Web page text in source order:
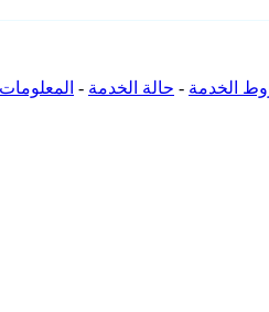
الخدمة - حالة الخدمة - المعلومات